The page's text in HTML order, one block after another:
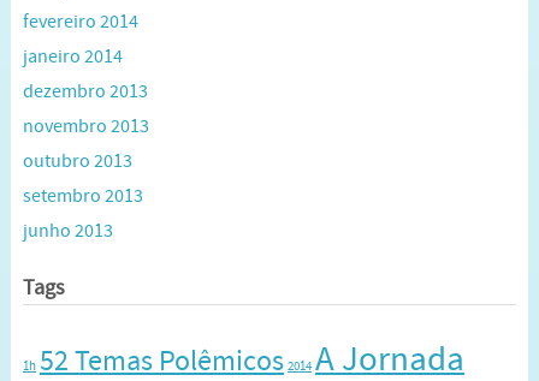
fevereiro 2014
janeiro 2014
dezembro 2013
novembro 2013
outubro 2013
setembro 2013
junho 2013
Tags
1h 52 Temas Polêmicos 2014 A Jornada